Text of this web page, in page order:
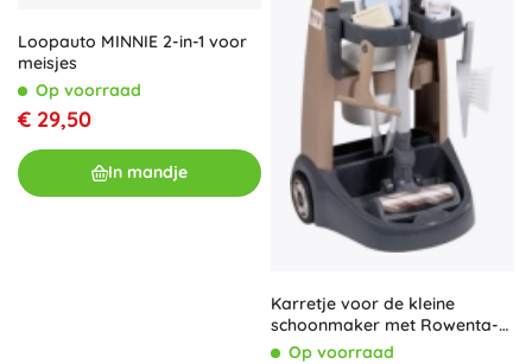
Loopauto MINNIE 2-in-1 voor
meisjes
Op voorraad
€ 29,50
In mandje
Karretje voor de kleine
schoonmaker met Rowenta-
stofzuiger
Op voorraad